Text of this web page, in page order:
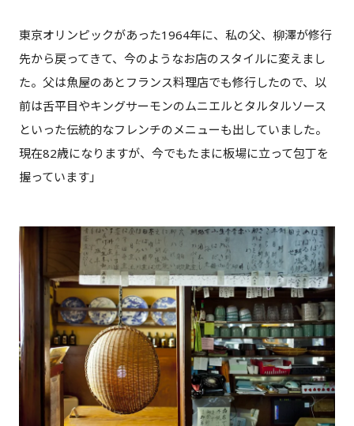
東京オリンピックがあった1964年に、私の父、柳澤が修行
先から戻ってきて、今のようなお店のスタイルに変えまし
た。父は魚屋のあとフランス料理店でも修行したので、以
前は舌平目やキングサーモンのムニエルとタルタルソース
といった伝統的なフレンチのメニューも出していました。
現在82歳になりますが、今でもたまに板場に立って包丁を
握っています」